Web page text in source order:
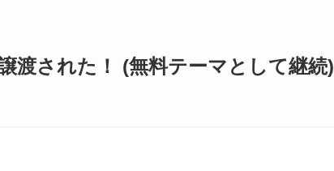
渡された！ (無料テーマとして継続)